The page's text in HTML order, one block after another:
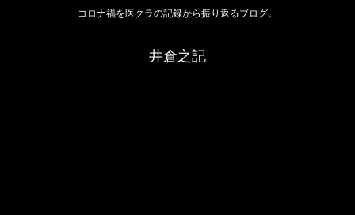
コロナ禍を医クラの記録から振り返るブログ。
井倉之記